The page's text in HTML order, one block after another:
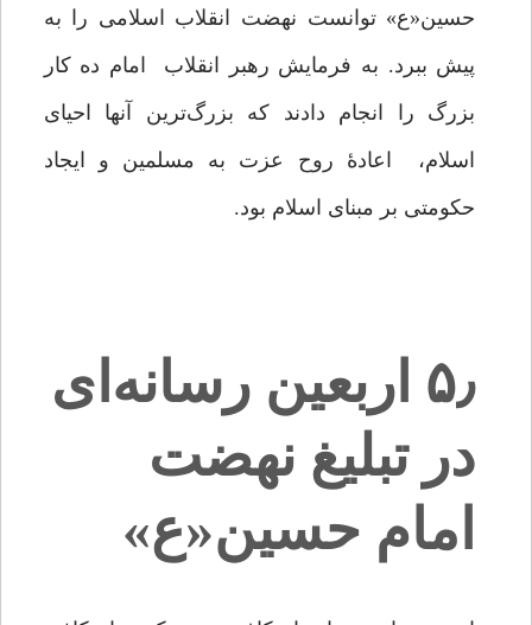
حسین«ع» توانست نهضت انقلاب اسلامی را به
پیش ببرد. به فرمایش رهبر انقلاب امام ده کار
بزرگ را انجام دادند که بزرگ‌ترین آنها احیاى
اسلام، اعادۀ روح عزت به مسلمین و ایجاد
حکومتى بر مبناى اسلام بود.
۵٫ اربعین رسانه‌ای
در تبلیغ نهضت
امام حسین«ع»